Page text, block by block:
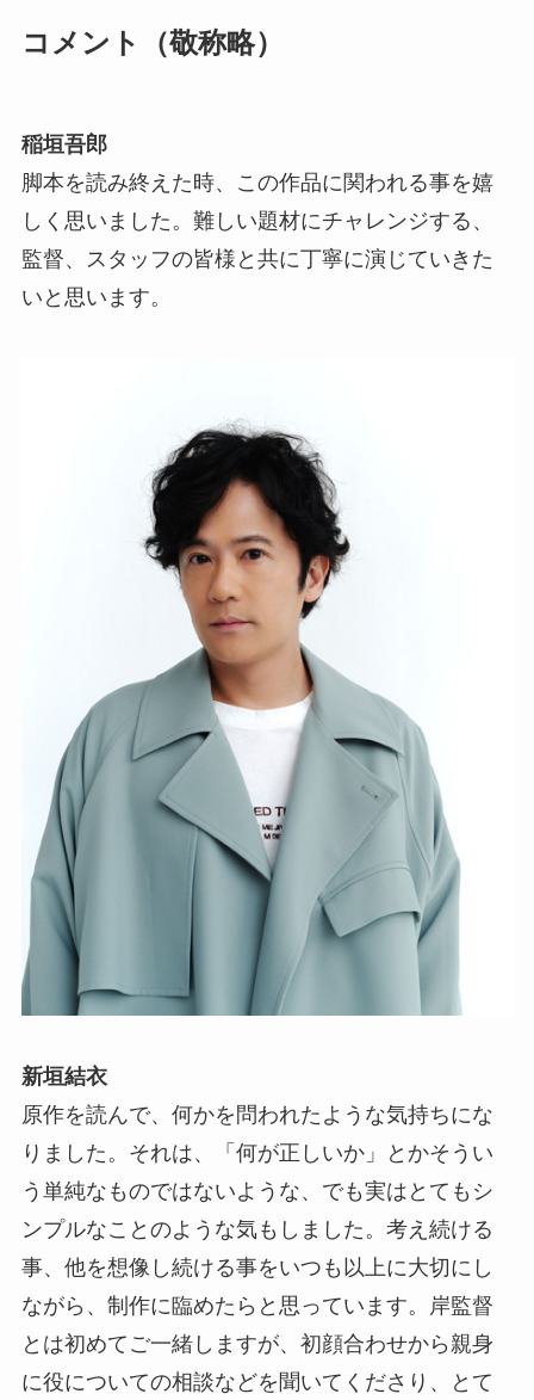
コメント（敬称略）
稲垣吾郎
脚本を読み終えた時、この作品に関われる事を嬉
しく思いました。難しい題材にチャレンジする、
監督、スタッフの皆様と共に丁寧に演じていきた
いと思います。
新垣結衣
原作を読んで、何かを問われたような気持ちにな
りました。それは、「何が正しいか」とかそうい
う単純なものではないような、でも実はとてもシ
ンプルなことのような気もしました。考え続ける
事、他を想像し続ける事をいつも以上に大切にし
ながら、制作に臨めたらと思っています。岸監督
とは初めてご一緒しますが、初顔合わせから親身
に役についての相談などを聞いてくださり、とて